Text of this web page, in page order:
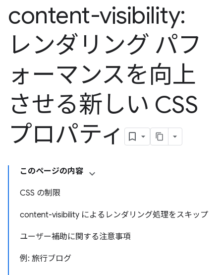
content-visibility:
レンダリング パフ
ォーマンスを向上
させる新しい CSS
プロパティ
このページの内容
CSS の制限
content-visibility によるレンダリング処理をスキップ
ユーザー補助に関する注意事項
例: 旅行ブログ